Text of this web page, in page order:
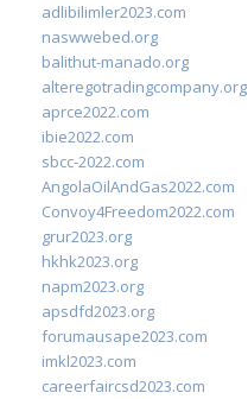
adlibilimler2023.com
naswwebed.org
balithut-manado.org
alteregotradingcompany.org
aprce2022.com
ibie2022.com
sbcc-2022.com
AngolaOilAndGas2022.com
Convoy4Freedom2022.com
grur2023.org
hkhk2023.org
napm2023.org
apsdfd2023.org
forumausape2023.com
imkl2023.com
careerfaircsd2023.com